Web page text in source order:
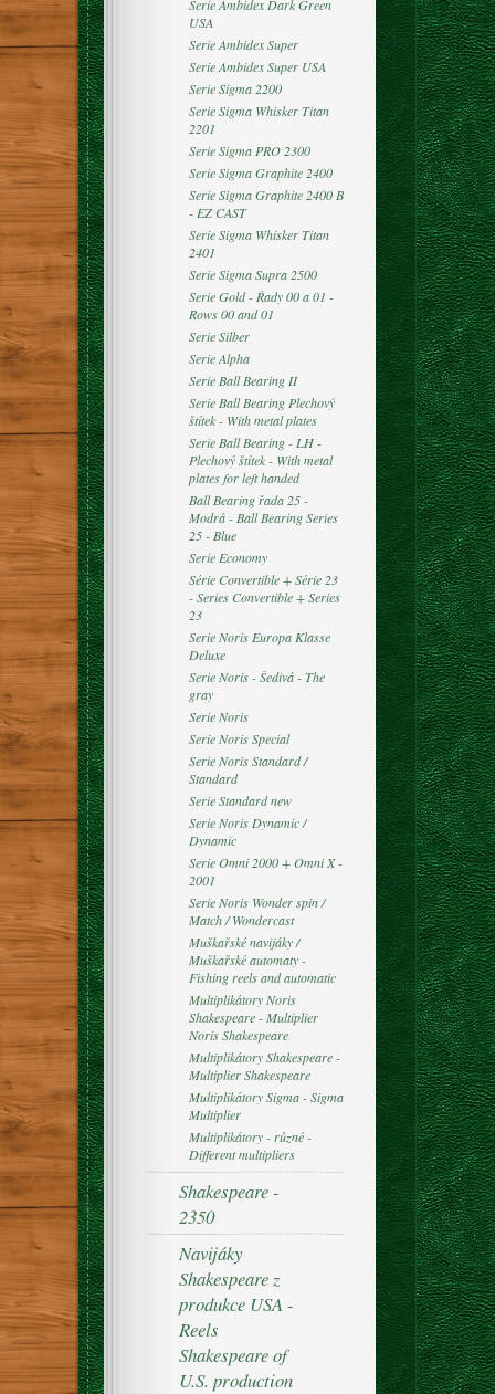
Serie Ambidex Dark Green
USA
Serie Ambidex Super
Serie Ambidex Super USA
Serie Sigma 2200
Serie Sigma Whisker Titan
2201
Serie Sigma PRO 2300
Serie Sigma Graphite 2400
Serie Sigma Graphite 2400 B
- EZ CAST
Serie Sigma Whisker Titan
2401
Serie Sigma Supra 2500
Serie Gold - Řady 00 a 01 -
Rows 00 and 01
Serie Silber
Serie Alpha
Serie Ball Bearing II
Serie Ball Bearing Plechový
štítek - With metal plates
Serie Ball Bearing - LH -
Plechový štítek - With metal
plates for left handed
Ball Bearing řada 25 -
Modrá - Ball Bearing Series
25 - Blue
Serie Economy
Série Convertible + Série 23
- Series Convertible + Series
23
Serie Noris Europa Klasse
Deluxe
Serie Noris - Šedivá - The
gray
Serie Noris
Serie Noris Special
Serie Noris Standard /
Standard
Serie Standard new
Serie Noris Dynamic /
Dynamic
Serie Omni 2000 + Omni X -
2001
Serie Noris Wonder spin /
Match / Wondercast
Muškařské navijáky /
Muškařské automaty -
Fishing reels and automatic
Multiplikátory Noris
Shakespeare - Multiplier
Noris Shakespeare
Multiplikátory Shakespeare -
Multiplier Shakespeare
Multiplikátory Sigma - Sigma
Multiplier
Multiplikátory - různé -
Different multipliers
Shakespeare -
2350
Navijáky
Shakespeare z
produkce USA -
Reels
Shakespeare of
U.S. production